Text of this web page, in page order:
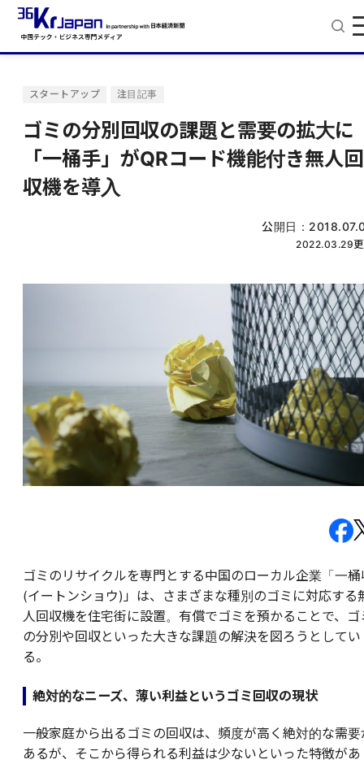
スタートアップ 注目記事
ゴミの分別回収の課題と需要の拡大に
「一桶手」がQRコード機能付き無人回
収機を導入
公開日：
2022.03.29
ゴミのリサイクルを専門とする中国のローカル企業「一桶
(イートンショウ)」は、さまざまな種別のゴミに対応する
人回収機を住宅街に設置。有償でゴミを預かることで、ゴ
の分別や回収といった大きな課題の解決を図ろうとしてい
る。
絶対的なニーズ、薄い利益というゴミ回収の現状
一般家庭から出るゴミの回収は、頻度が高く絶対的な需要
あるが、そこから得られる利益は少ないといった特徴があ